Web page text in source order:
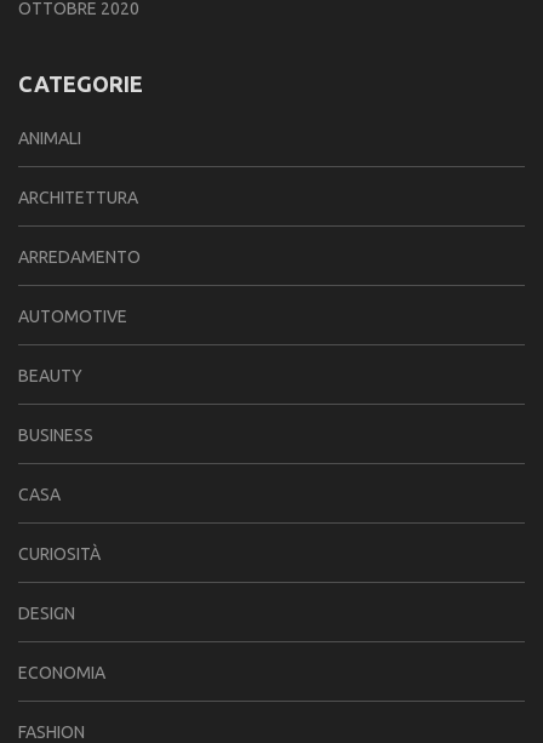
OTTOBRE 2020
CATEGORIE
ANIMALI
ARCHITETTURA
ARREDAMENTO
AUTOMOTIVE
BEAUTY
BUSINESS
CASA
CURIOSITÀ
DESIGN
ECONOMIA
FASHION